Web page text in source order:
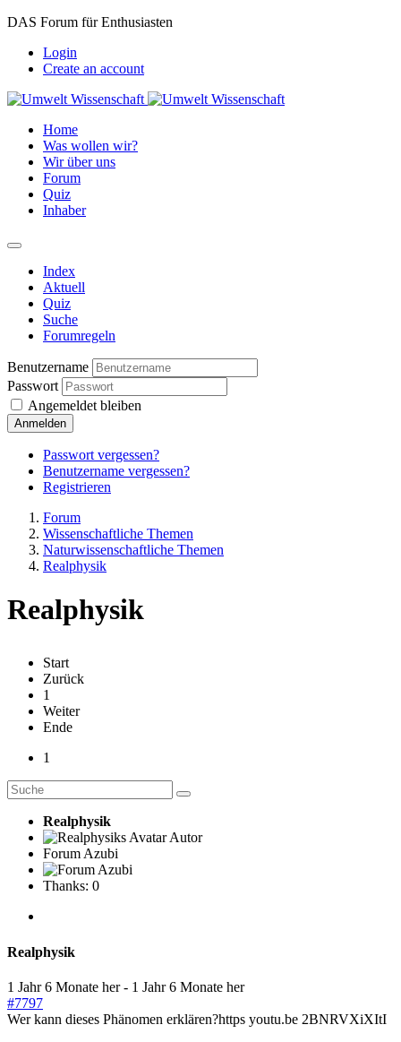
DAS Forum für Enthusiasten
Login
Create an account
Home
Was wollen wir?
Wir über uns
Forum
Quiz
Inhaber
Index
Aktuell
Quiz
Suche
Forumregeln
Benutzername
Passwort
Angemeldet bleiben
Anmelden
Passwort vergessen?
Benutzername vergessen?
Registrieren
Forum
Wissenschaftliche Themen
Naturwissenschaftliche Themen
Realphysik
Realphysik
Start
Zurück
1
Weiter
Ende
1
Realphysik
Autor
Forum Azubi
Thanks: 0
Realphysik
1 Jahr 6 Monate her- 1 Jahr 6 Monate her
#7797
Wer kann dieses Phänomen erklären?https youtu.be 2BNRVXiXItI